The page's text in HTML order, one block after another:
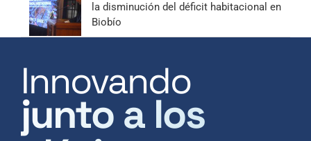
la disminución del déficit habitacional en
Biobío
Innovando
junto a los